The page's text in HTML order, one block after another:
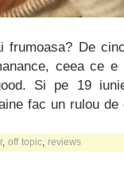
De
ceea ce
Si pe 19
fac un rulou
, off topic reviews